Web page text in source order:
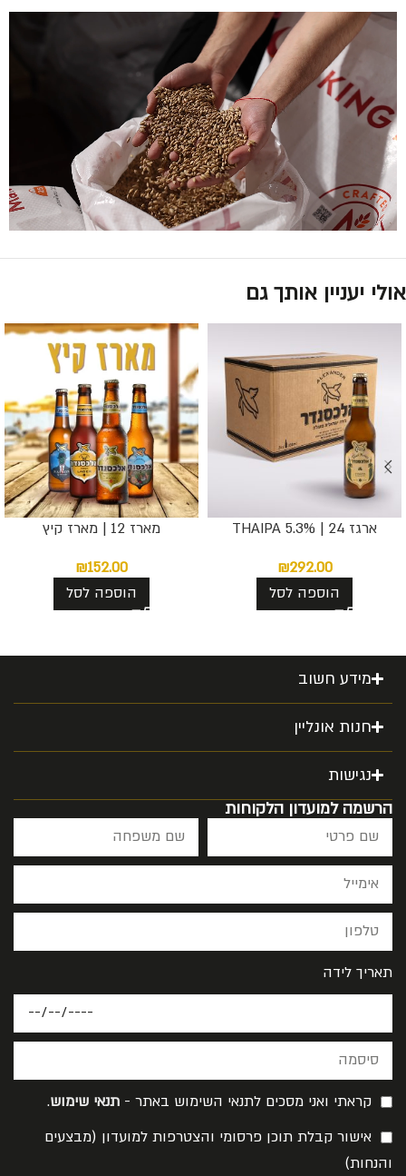
אולי יעניין אותך גם
ארגז 24 | THAIPA 5.3%
₪292.00
הוספה לסל
מארז 12 | מארז קיץ
₪152.00
הוספה לסל
מידע חשוב
חנות אונליין
נגישות
הרשמה למועדון הלקוחות
תאריך לידה
קראתי ואני מסכים לתנאי השימוש באתר - תנאי שימוש.
אישור קבלת תוכן פרסומי והצטרפות למועדון (מבצעים
והנחות)